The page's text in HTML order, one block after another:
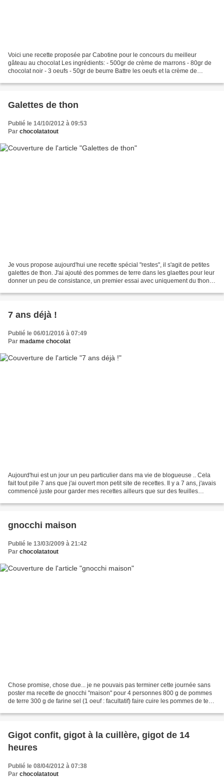
Voici une recette proposée par Cabotine pour le concours du meilleur
gâteau au chocolat Les ingrédients: - 500gr de crème de marrons - 80gr de
chocolat noir - 3 oeufs - 50gr de beurre Battre les oeufs et la crème de
Galettes de thon
Publié le 14/10/2012 à 09:53
Par chocolatatout
Je vous propose aujourd'hui une recette spécial "restes", il s'agit de petites
galettes de thon. J'ai ajouté des pommes de terre dans les glaettes pour leur
donner un peu de consistance, un premier essai avec uniquement du thon
7 ans déjà !
Publié le 06/01/2016 à 07:49
Par madame chocolat
Aujourd'hui est un jour un peu particulier dans ma vie de blogueuse .. Cela
fait tout pile 7 ans que j'ai ouvert mon petit site de recettes. Il y a 7 ans, j'avais
commencé juste pour garder mes recettes ailleurs que sur des feuilles
gnocchi maison
Publié le 13/03/2009 à 21:42
Par chocolatatout
Chose promise, chose due... je ne pouvais pas terminer cette journée sans
poster ma recette de gnocchi "maison" pour 4 personnes 800 g de pommes
de terre 300 g de farine sel (1 oeuf : facultatif) faire cuire les pommes de terre
Gigot confit, gigot à la cuillère, gigot de 14
heures
Publié le 08/04/2012 à 07:38
Par chocolatatout